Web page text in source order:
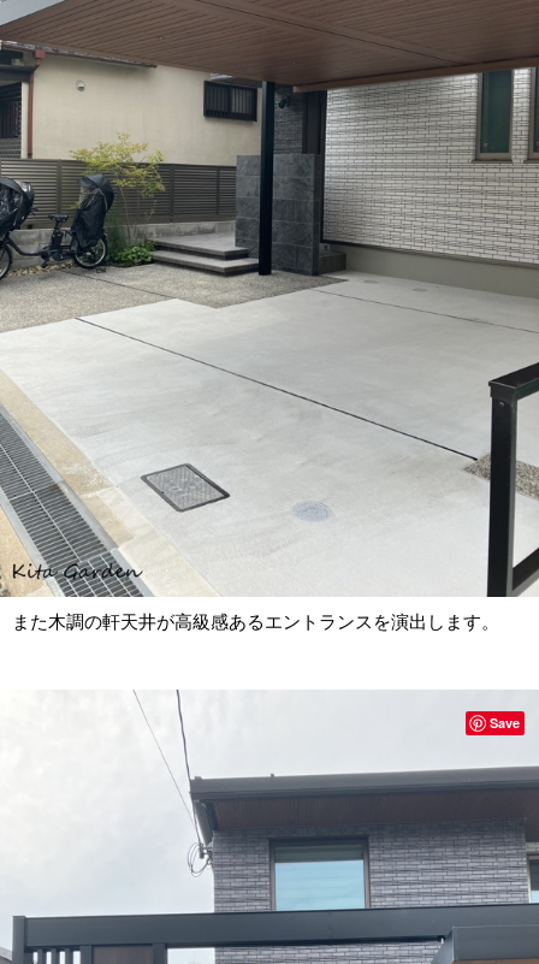
また木調の軒天井が高級感あるエントランスを演出します。
Save